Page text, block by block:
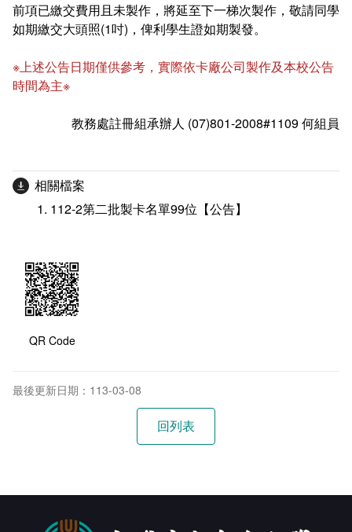
前項已繳交費用且未製作，將延至下一梯次製作，敬請同學
如期繳交大頭照(1吋)，俾利學生證如期製發。
※上述公告日期僅供參考，實際依卡廠公司製作及本校公告
時間為主※
教務處註冊組承辦人 (07)801-2008#1109 何組員
相關檔案
112-2第二批製卡名單99位【公告】
QR Code
最後更新日期：113-03-08